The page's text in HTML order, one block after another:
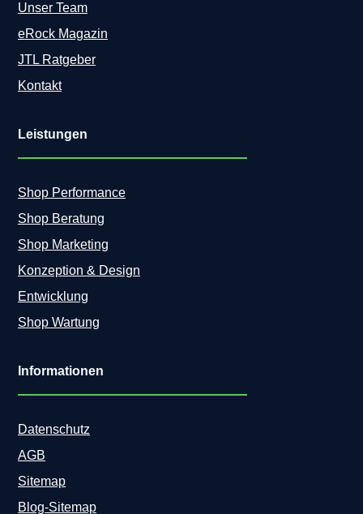
Unser Team
eRock Magazin
JTL Ratgeber
Kontakt
Leistungen
Shop Performance
Shop Beratung
Shop Marketing
Konzeption & Design
Entwicklung
Shop Wartung
Informationen
Datenschutz
AGB
Sitemap
Blog-Sitemap